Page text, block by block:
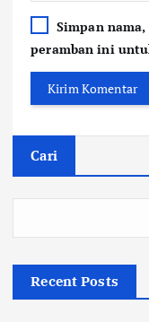
Simpan
peramban ini
Cari
Recent Posts